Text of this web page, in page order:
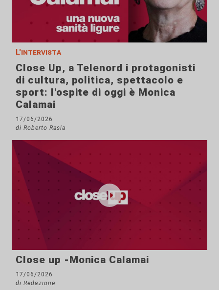
L'intervista
Close Up, a Telenord i protagonisti
di cultura, politica, spettacolo e
sport: l'ospite di oggi è Monica
Calamai
17/06/2026
di Roberto Rasia
Close up -Monica Calamai
17/06/2026
di Redazione